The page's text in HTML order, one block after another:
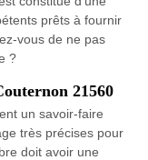
prêts à fournir
vous de ne pas
?
21560
un savoir-faire
très précises pour
doit avoir une